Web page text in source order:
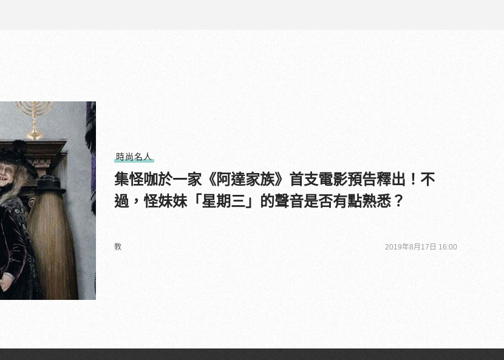
時尚名人
集怪咖於一家《阿達家族》首支電影預告釋出！不
過，怪妹妹「星期三」的聲音是否有點熟悉？
教 2019年8月17日 16:00